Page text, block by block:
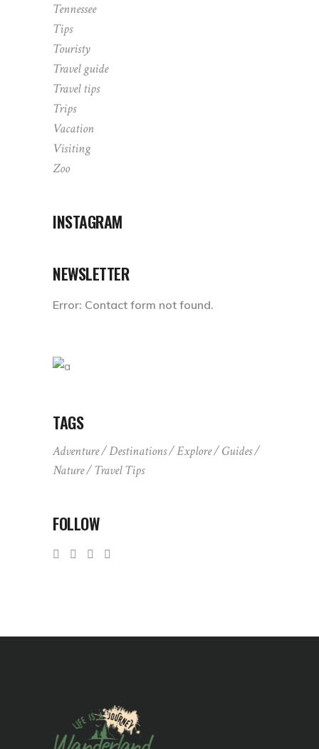
Tennessee
Tips
Touristy
Travel guide
Travel tips
Trips
Vacation
Visiting
Zoo
INSTAGRAM
NEWSLETTER
Error: Contact form not found.
TAGS
Adventure Destinations Explore
Guides
Nature
Travel Tips
FOLLOW